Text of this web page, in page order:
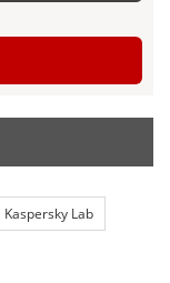
Kaspersky Lab